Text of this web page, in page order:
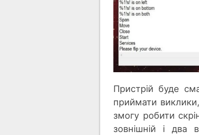
Пристрій буде
приймати
змогу робити
зовнішній і два